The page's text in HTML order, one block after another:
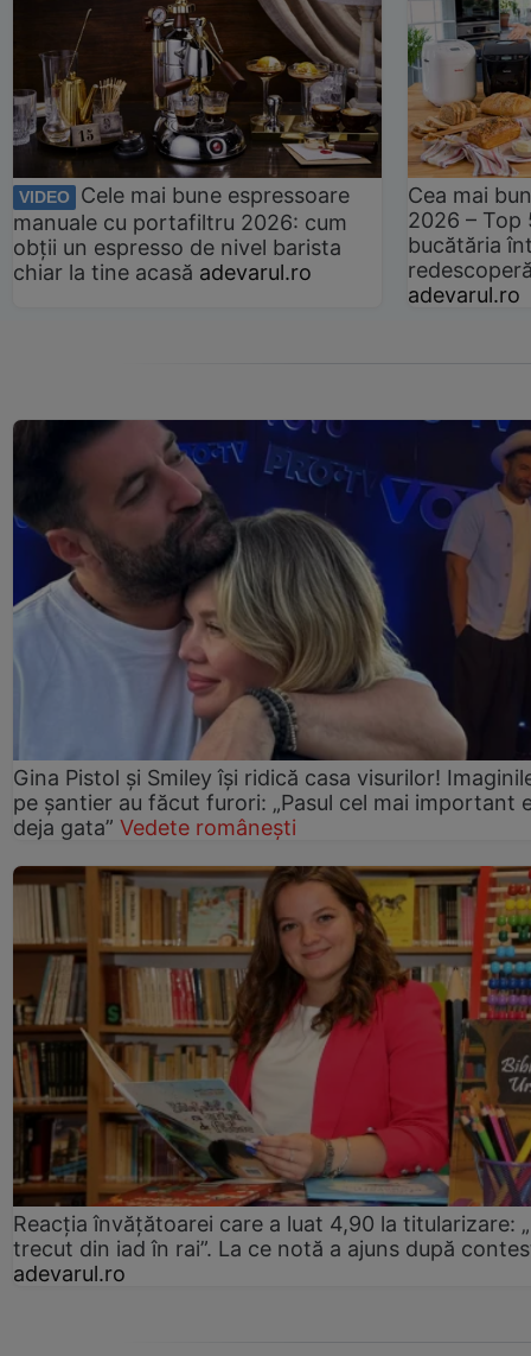
VIDEO
Cele mai bune espressoare
manuale cu portafiltru 2026: cum
obții un espresso de nivel barista
chiar la tine acasă adevarul.ro
Cea mai
2026 –
bucătăria
adevarul.ro
Gina Pistol și Smiley își ridică casa visurilor!
pe șantier au făcut furori: „Pasul cel mai important
deja gata” Vedete românești
Reacția învățătoarei care a luat 4,90 la titularizare:
trecut din iad în rai”. La ce notă a ajuns după
adevarul.ro